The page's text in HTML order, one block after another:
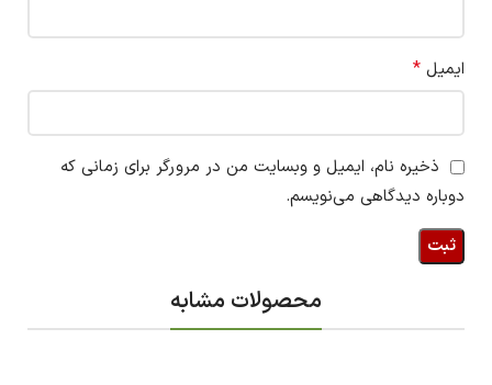
ایمیل *
ذخیره نام، ایمیل و وبسایت من در مرورگر برای زمانی که
دوباره دیدگاهی می‌نویسم.
محصولات مشابه